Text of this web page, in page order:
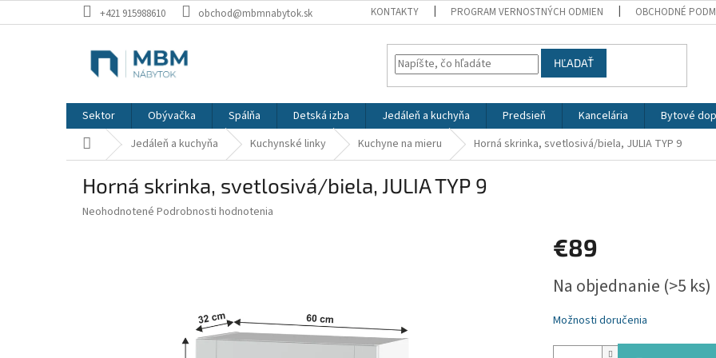
na
+421 915988610 obchod@mbmnabytok.sk KONTAKTY PROGRAM VERNOSTNÝCH ODMIEN OBCHODNÉ
HĽADAŤ
Sektor Obývačka Spálňa Detská izba Jedáleň a kuchyňa Predsieň Kancelária Bytové
Domov Jedáleň a kuchyňa Kuchynské linky Kuchyne na mieru Horná skrinka, svetlosivá/biela, JULIA TYP 9
Horná skrinka, svetlosivá/biela, JULIA TYP 9
Priemerné
Neohodnotené Podrobnosti hodnotenia
€89
cena:
Na objednanie (>5 ks)
Možnosti doručenia